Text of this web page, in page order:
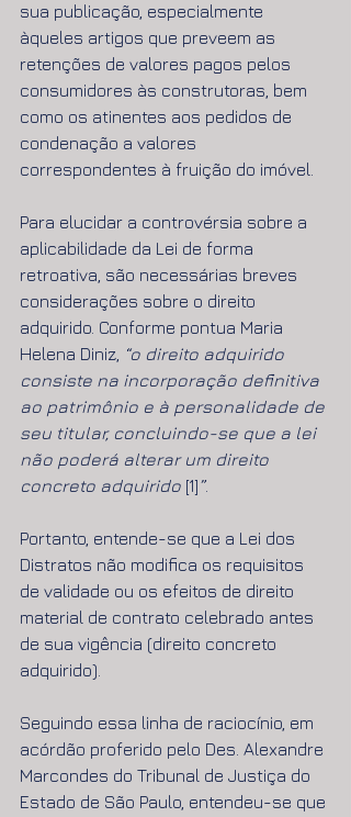
sua publicação, especialmente
àqueles artigos que preveem as
retenções de valores pagos pelos
consumidores às construtoras, bem
como os atinentes aos pedidos de
condenação a valores
correspondentes à fruição do imóvel.
Para elucidar a controvérsia sobre a
aplicabilidade da Lei de forma
retroativa, são necessárias breves
considerações sobre o direito
adquirido. Conforme pontua Maria
Helena Diniz, “o direito adquirido
consiste na incorporação definitiva
ao patrimônio e à personalidade de
seu titular, concluindo-se que a lei
não poderá alterar um direito
concreto adquirido [1]”.
Portanto, entende-se que a Lei dos
Distratos não modifica os requisitos
de validade ou os efeitos de direito
material de contrato celebrado antes
de sua vigência (direito concreto
adquirido).
Seguindo essa linha de raciocínio, em
acórdão proferido pelo Des. Alexandre
Marcondes do Tribunal de Justiça do
Estado de São Paulo, entendeu-se que